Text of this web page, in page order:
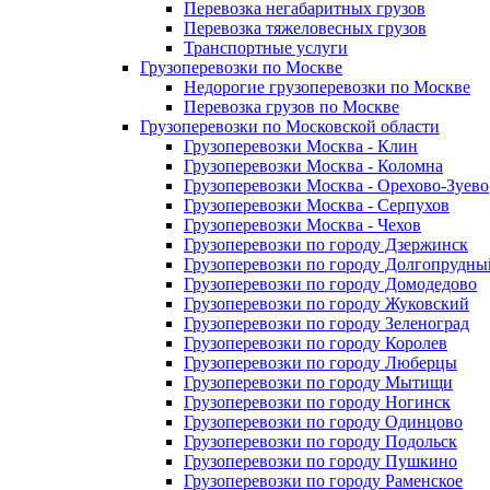
Перевозка негабаритных грузов
Перевозка тяжеловесных грузов
Транспортные услуги
Грузоперевозки по Москве
Недорогие грузоперевозки по Москве
Перевозка грузов по Москве
Грузоперевозки по Московской области
Грузоперевозки Москва - Клин
Грузоперевозки Москва - Коломна
Грузоперевозки Москва - Орехово-Зуево
Грузоперевозки Москва - Серпухов
Грузоперевозки Москва - Чехов
Грузоперевозки по городу Дзержинск
Грузоперевозки по городу
Грузоперевозки по городу Домодедово
Грузоперевозки по городу Жуковский
Грузоперевозки по городу Зеленоград
Грузоперевозки по городу Королев
Грузоперевозки по городу Люберцы
Грузоперевозки по городу Мытищи
Грузоперевозки по городу Ногинск
Грузоперевозки по городу Одинцово
Грузоперевозки по городу Подольск
Грузоперевозки по городу Пушкино
Грузоперевозки по городу Раменское